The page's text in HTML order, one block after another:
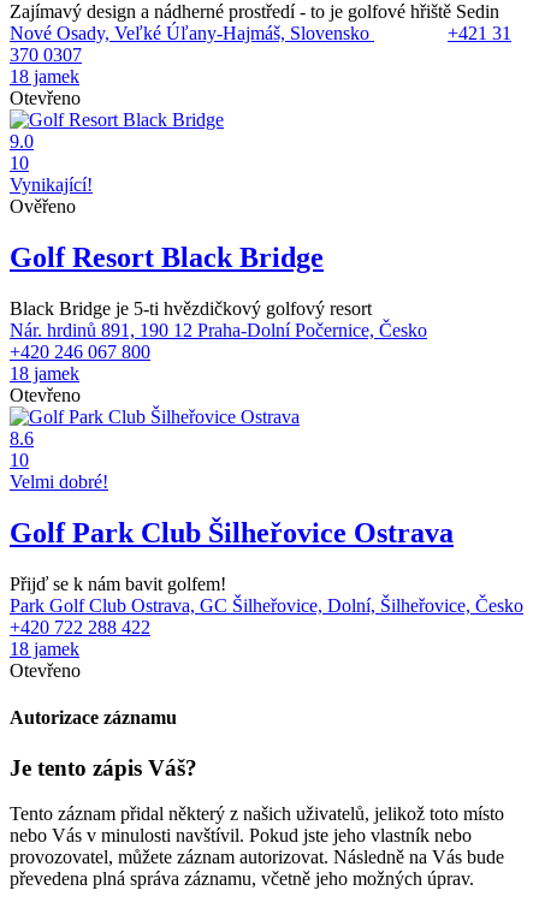
Zajímavý design a nádherné prostředí - to je golfové hřiště Sedin
Nové Osady, Veľké Úľany-Hajmáš, Slovensko
+421 31
370 0307
18 jamek
Otevřeno
9.0
10
Vynikající!
Ověřeno
Golf Resort Black Bridge
Black Bridge je 5-ti hvězdičkový golfový resort
Nár. hrdinů 891, 190 12 Praha-Dolní Počernice, Česko
+420 246 067 800
18 jamek
Otevřeno
8.6
10
Velmi dobré!
Golf Park Club Šilheřovice Ostrava
Přijď se k nám bavit golfem!
Park Golf Club Ostrava, GC Šilheřovice, Dolní, Šilheřovice, Česko
+420 722 288 422
18 jamek
Otevřeno
Autorizace záznamu
Je tento zápis Váš?
Tento záznam přidal některý z našich uživatelů, jelikož toto místo
nebo Vás v minulosti navštívil. Pokud jste jeho vlastník nebo
provozovatel, můžete záznam autorizovat. Následně na Vás bude
převedena plná správa záznamu, včetně jeho možných úprav.